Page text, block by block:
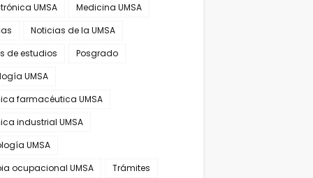
UMSA
Medicina UMSA
Noticias de la UMSA
de estudios
Posgrado
UMSA
farmacéutica UMSA
industrial UMSA
UMSA
ocupacional UMSA
Trámites